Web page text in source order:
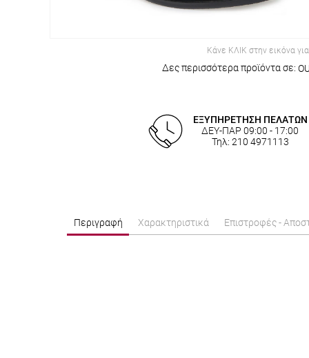
Κάνε ΚΛΙΚ στην εικόνα
Δες περισσότερα προϊόντα σε:
ΕΞΥΠΗΡΕΤΗΣΗ ΠΕΛΑΤΩΝ
ΔΕΥ-ΠΑΡ 09:00 - 17:00
Τηλ: 210 4971113
Περιγραφή Χαρακτηριστικά Επιστροφές -